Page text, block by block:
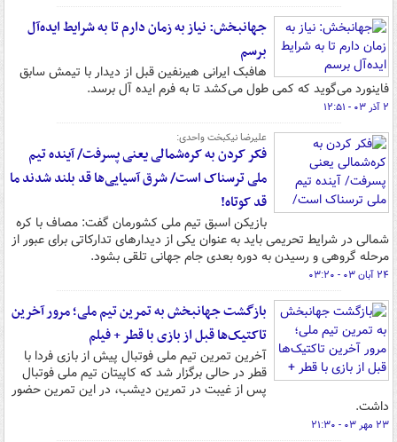
جهانبخش: نیاز به زمان دارم تا به شرایط ایده‌آل
برسم
هافبک ایرانی هیرنفین قبل از دیدار با تیمش سابق
فاینورد می‌گوید که کمی طول می‌کشد تا به فرم ایده آل برسد.
۲ آذر ۰۳ - ۱۲:۵۱
علیرضا نیکبخت واحدی:
فکر کردن به کره‌شمالی یعنی پسرفت/ آینده تیم
ملی ترسناک است/ شرق آسیایی‌ها قد بلند شدند ما
قد کوتاه!
بازیکن اسبق تیم ملی کشورمان گفت: مصاف با کره
شمالی در شرایط تحریمی باید به عنوان یکی از دیدارهای تدارکاتی برای عبور از
مرحله گروهی و رسیدن به دوره بعدی جام جهانی تلقی بشود.
۲۴ آبان ۰۳ - ۰۳:۲۰
بازگشت جهانبخش به تمرین تیم ملی؛ مرور آخرین
تاکتیک‌ها قبل از بازی با قطر + فیلم
آخرین تمرین تیم ملی فوتبال پیش از بازی فردا با
قطر در حالی برگزار شد که کاپیتان تیم ملی فوتبال
پس از غیبت در تمرین دیشب، در این تمرین حضور
داشت.
۲۳ مهر ۰۳ - ۲۱:۳۰